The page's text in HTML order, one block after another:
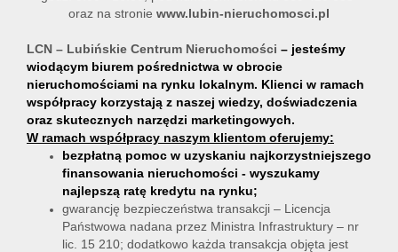
oraz na stronie www.lubin-nieruchomosci.pl
LCN – Lubińskie Centrum Nieruchomości – jesteśmy
wiodącym biurem pośrednictwa w obrocie
nieruchomościami na rynku lokalnym. Klienci w ramach
współpracy korzystają z naszej wiedzy, doświadczenia
oraz skutecznych narzędzi marketingowych.
W ramach współpracy naszym klientom oferujemy:
bezpłatną pomoc w uzyskaniu najkorzystniejszego
finansowania nieruchomości - wyszukamy
najlepszą ratę kredytu na rynku;
gwarancję bezpieczeństwa transakcji – Licencja
Państwowa nadana przez Ministra Infrastruktury – nr
lic. 15 210; dodatkowo każda transakcja objęta jest